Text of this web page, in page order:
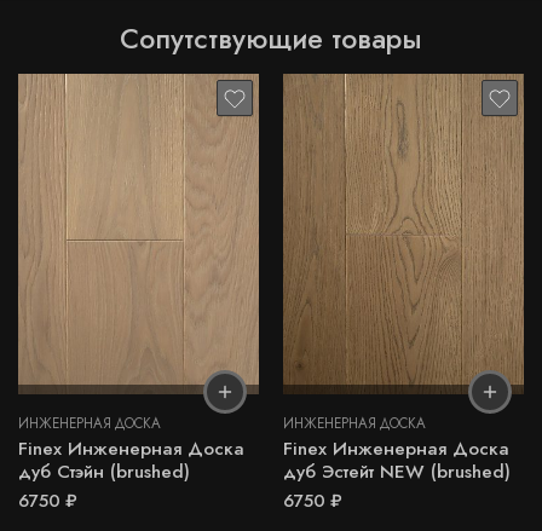
Сопутствующие товары
ИНЖЕНЕРНАЯ ДОСКА
Finex Инженерная Доска
дуб Стэйн (brushed)
6750 ₽
ИНЖЕНЕРНАЯ ДОСКА
Finex Инженерная Доска
дуб Эстейт NEW (brushed)
6750 ₽